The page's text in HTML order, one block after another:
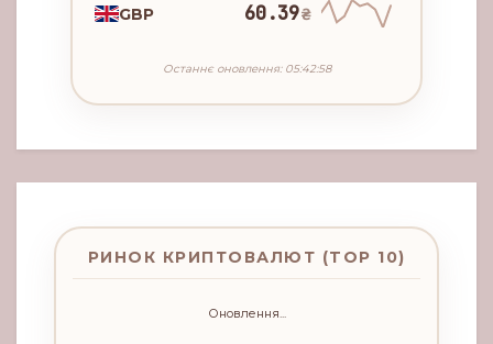
GBP 60.39₴
Останнє оновлення: 05:42:58
РИНОК КРИПТОВАЛЮТ (TOP 10)
Оновлення...